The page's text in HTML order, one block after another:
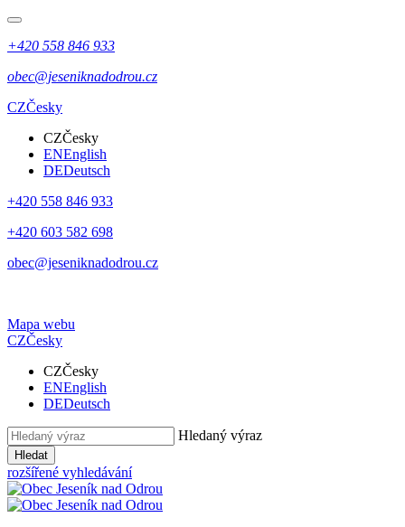
+420 558 846 933
obec@jeseniknadodrou.cz
CZČesky
CZČesky
ENEnglish
DEDeutsch
+420 558 846 933
+420 603 582 698
obec@jeseniknadodrou.cz
Mapa webu
CZČesky
CZČesky
ENEnglish
DEDeutsch
Hledaný výraz
Hledat
rozšířené vyhledávání